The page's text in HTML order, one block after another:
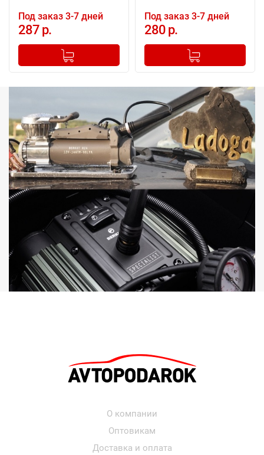
Под заказ 3-7 дней
287 р.
+
Добавлено в корзину
Под заказ 3-7 дней
280 р.
+
Добавлено в корзину
О компании
Оптовикам
Доставка и оплата